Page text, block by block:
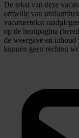
De tekst van deze
omwille van
vacaturetekst
op de bronpagina
de weergave en inhoud
kunnen geen rechten